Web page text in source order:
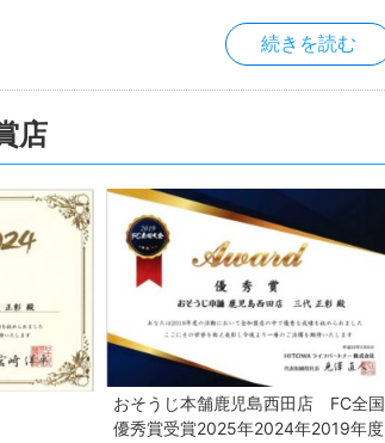
続きを読む
店
おそうじ本舗鹿児島西田店 FC全国
優秀賞受賞2025年2024年2019年度